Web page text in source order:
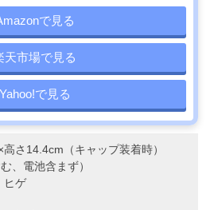
で見る
天市場で見る
Yahoo!で見る
さ14.4cm（キャップ装着時）
、電池含まず）
ヒゲ